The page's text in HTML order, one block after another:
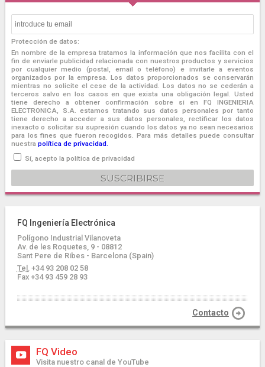
Protección de datos:
En nombre de la empresa tratamos la información que nos facilita con el
fin de enviarle publicidad relacionada con nuestros productos y servicios
por cualquier medio (postal, email o teléfono) e invitarle a eventos
organizados por la empresa. Los datos proporcionados se conservarán
mientras no solicite el cese de la actividad. Los datos no se cederán a
terceros salvo en los casos en que exista una obligación legal. Usted
tiene derecho a obtener confirmación sobre si en FQ INGENIERIA
ELECTRONICA, S.A. estamos tratando sus datos personales por tanto
tiene derecho a acceder a sus datos personales, rectificar los datos
inexacto o solicitar su supresión cuando los datos ya no sean necesarios
para los fines que fueron recogidos. Para más detalles puede consultar
nuestra política de privacidad.
Sí, acepto la política de privacidad
FQ Ingeniería Electrónica
Polígono Industrial Vilanoveta
Av. de les Roquetes, 9 - 08812
Sant Pere de Ribes - Barcelona (Spain)
Tel.+34 93 208 02 58
Fax +34 93 459 28 93
Contacto
FQ Video
Visita nuestro canal de YouTube